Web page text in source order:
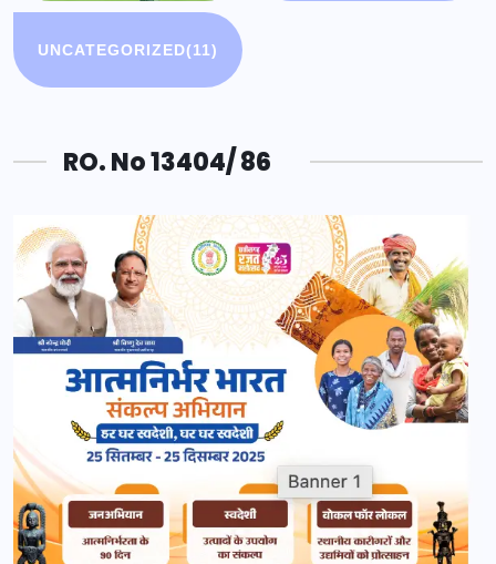
UNCATEGORIZED(11)
RO. No 13404/ 86